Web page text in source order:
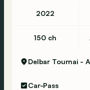
2022
150 ch
Delbar Tournai -
Car-Pass